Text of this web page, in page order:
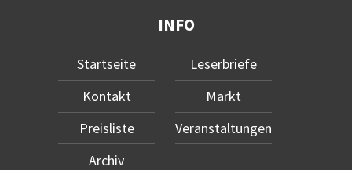
INFO
Startseite
Kontakt
Preisliste
Archiv
Leserbriefe
Markt
Veranstaltungen